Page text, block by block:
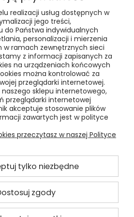
e-mail, jeżeli chcesz
informacje o
i promocjach.
Pomoc
Moje konto
i dostawa
Informacje
O nas
realizacji usług dostępnych w
jego treści,
do Państwa indywidualnych
personalizacji i mierzenia
w ramach zewnętrznych sieci
z informacji zapisanych za
na urządzeniach końcowych
można kontrolować za
przeglądarki internetowej.
naszego sklepu internetowego,
przeglądarki internetowej
akceptuje stosowanie plików
zawartych jest w polityce
przeczytasz w naszej Polityce
tylko niezbędne
zgody